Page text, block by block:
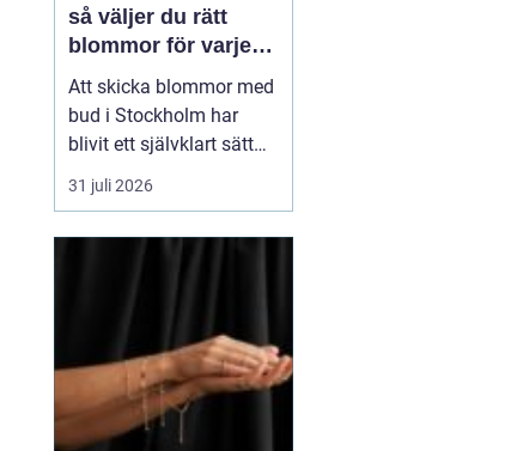
så väljer du rätt
blommor för varje
tillfälle
Att skicka blommor med
bud i Stockholm har
blivit ett självklart sätt
att visa omtanke, fira
stora händelser eller
svårt att formulera i ord.
sekunder, oavsett om
mottagaren befinner sig
på konto...
31 juli 2026